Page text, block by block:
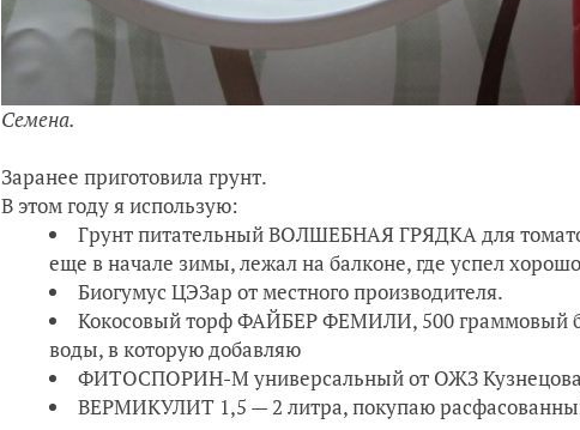
Семена.
Заранее приготовила грунт.
В этом году я использую:
Грунт питательный ВОЛШЕБНАЯ ГРЯДКА для
еще в начале зимы, лежал на балконе, где успел
Биогумус ЦЭЗар от местного производителя.
Кокосовый торф ФАЙБЕР ФЕМИЛИ, 500 граммовый
воды, в которую добавляю
ФИТОСПОРИН-М универсальный от ОЖЗ
ВЕРМИКУЛИТ 1,5 — 2 литра, покупаю